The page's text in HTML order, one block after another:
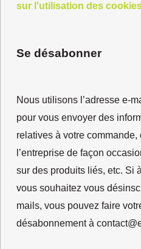
sur l'utilisation des
Se désabonner
Nous utilisons l’adresse e-
pour vous envoyer des
relatives à votre
l’entreprise de façon
sur des produits liés, etc. Si
vous souhaitez vous
mails, vous pouvez faire
désabonnement à